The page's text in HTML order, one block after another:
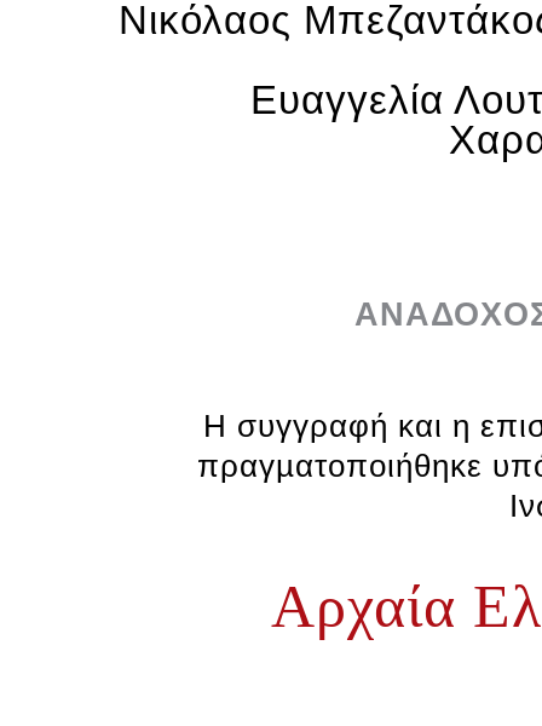
Νικόλαος
Ευαγγελία
Η συγγραφή και η
πραγµατοποιήθηκε
Αρχαία